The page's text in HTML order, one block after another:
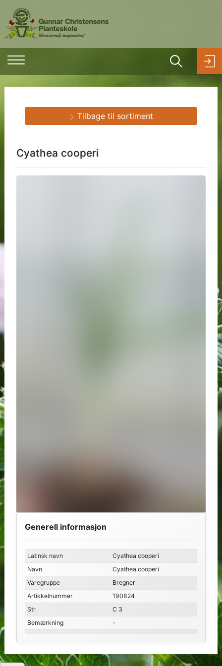
Cyathea cooperi
Generell informasjon
Latinsk navn
Cyathea cooperi
Navn
Cyathea cooperi
Varegruppe
Bregner
Artikkelnummer
190824
Str.
C 3
Bemærkning
-
Tilbage til sortiment